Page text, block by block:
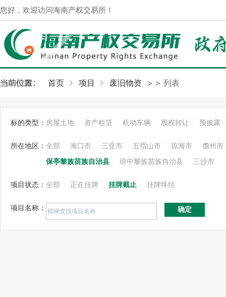
您好，欢迎访问海南产权交易所！
首页 项目 >
废旧物资 > 列表
标的类型： 房屋土地 资产租赁 机动车辆 股权转让 预披露
所在地区： 全部 海口市 三亚市 五指山市 琼海市 儋州市
保亭黎族苗族自治县 琼中黎族苗族自治县 三沙市
项目状态： 全部 正在挂牌 挂牌截止 挂牌终结
项目名称： 确定